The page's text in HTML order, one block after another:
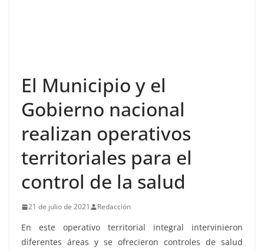
El Municipio y el
Gobierno nacional
realizan operativos
territoriales para el
control de la salud
21 de julio de 2021 Redacción
En este operativo territorial integral intervinieron
diferentes áreas y se ofrecieron controles de salud